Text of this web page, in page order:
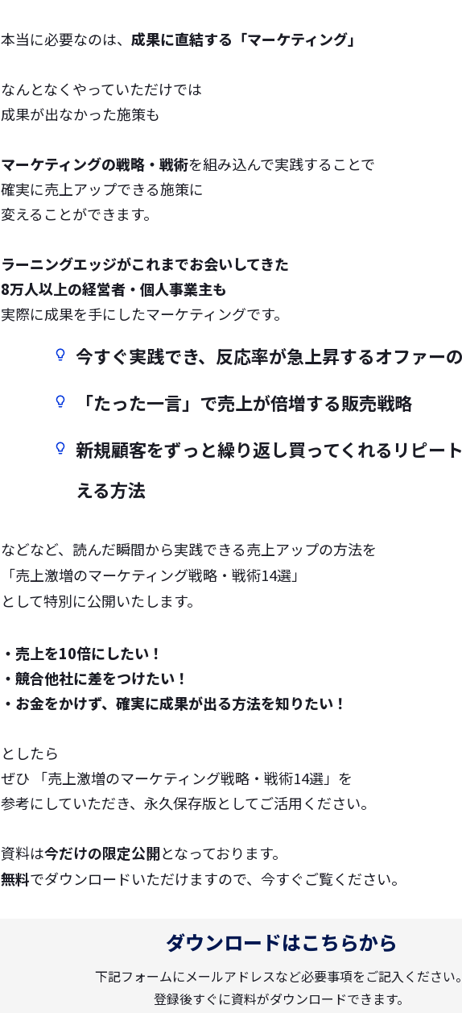
本当に必要なのは、 成果に直結する「マーケティング」
なんとなくやっていただけでは
成果が出なかった施策も
マーケティングの戦略・戦術を組み込んで実践することで
確実に売上アップできる施策に
変えることができます。
ラーニングエッジがこれまでお会いしてきた
8万人以上の経営者・個人事業主も
実際に成果を手にしたマーケティングです。
今すぐ実践でき、反応率が急上昇するオファー
「たった一言」で売上が倍増する販売戦略
新規顧客をずっと繰り返し買ってくれるリピー
える方法
などなど、読んだ瞬間から実践できる売上アップの方法を
「売上激増のマーケティング戦略・戦術14選」
として特別に公開いたします。
・売上を10倍にしたい！
・競合他社に差をつけたい！
・お金をかけず、確実に成果が出る方法を知りたい！
としたら
ぜひ 「売上激増のマーケティング戦略・戦術14選」を
参考にしていただき、永久保存版としてご活用ください。
資料は今だけの限定公開となっております。
無料でダウンロードいただけますので、今すぐご覧ください。
ダウンロードはこちらから
下記フォームにメールアドレスなど必要事項をご記入ください
登録後すぐに資料がダウンロードできます。